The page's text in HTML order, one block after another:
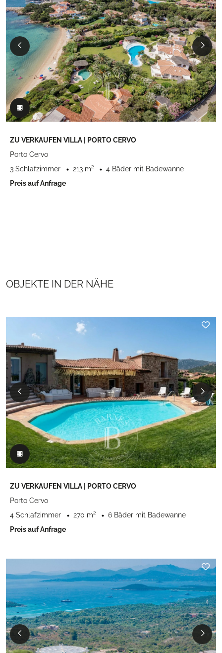
ZU VERKAUFEN VILLA | PORTO CERVO
Porto Cervo
3 Schlafzimmer
213 m²
4 Bäder mit Badewanne
Preis auf Anfrage
OBJEKTE IN DER NÄHE
ZU VERKAUFEN VILLA | PORTO CERVO
Porto Cervo
4 Schlafzimmer
270 m²
6 Bäder mit Badewanne
Preis auf Anfrage